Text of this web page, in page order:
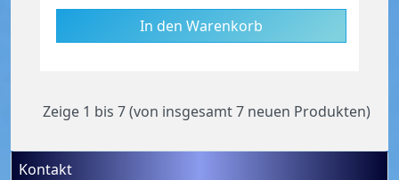
Zeige 1 bis 7(von insgesamt7 neuen Produkten)
Kontakt